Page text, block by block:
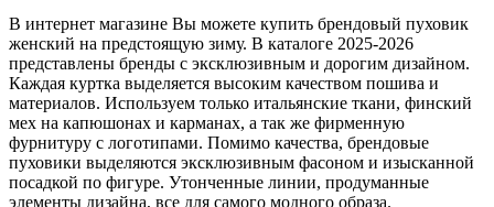
В интернет магазине Вы можете купить брендовый пуховик
женский на предстоящую зиму. В каталоге 2025-2026
представлены бренды с эксклюзивным и дорогим дизайном.
Каждая куртка выделяется высоким качеством пошива и
материалов. Используем только итальянские ткани, финский
мех на капюшонах и карманах, а так же фирменную
фурнитуру с логотипами. Помимо качества, брендовые
пуховики выделяются эксклюзивным фасоном и изысканной
посадкой по фигуре. Утонченные линии, продуманные
элементы дизайна, все для самого модного образа.